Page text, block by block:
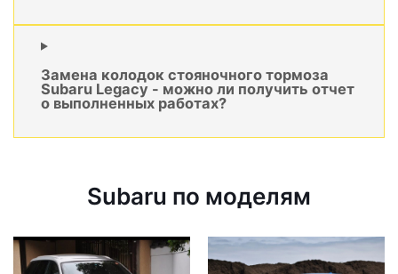
Замена колодок стояночного тормоза
Subaru Legacy - можно ли получить отчет
о выполненных работах?
Subaru по моделям